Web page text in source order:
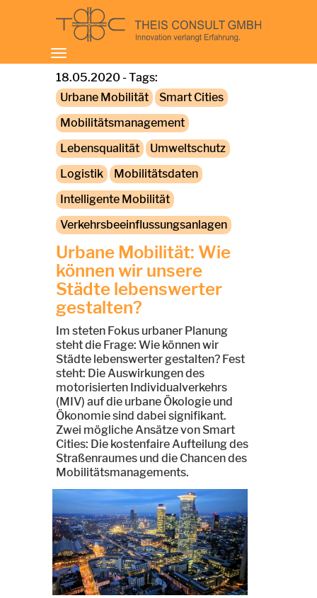
Toggle
navigation
18.05.2020 - Tags:
Urbane Mobilität
Smart Cities
Mobilitätsmanagement
Lebensqualität
Umweltschutz
Logistik
Mobilitätsdaten
Intelligente Mobilität
Verkehrsbeeinflussungsanlagen
Urbane Mobilität: Wie
können wir unsere
Städte lebenswerter
gestalten?
Im steten Fokus urbaner Planung
steht die Frage: Wie können wir
Städte lebenswerter gestalten? Fest
steht: Die Auswirkungen des
motorisierten Individualverkehrs
(MIV) auf die urbane Ökologie und
Ökonomie sind dabei signifikant.
Zwei mögliche Ansätze von Smart
Cities: Die kostenfaire Aufteilung des
Straßenraumes und die Chancen des
Mobilitätsmanagements.